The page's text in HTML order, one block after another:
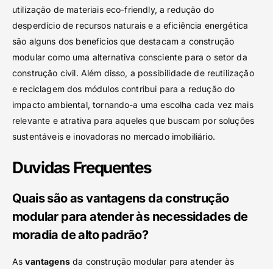
utilização de materiais eco-friendly, a redução do
desperdício de recursos naturais e a eficiência energética
são alguns dos benefícios que destacam a construção
modular como uma alternativa consciente para o setor da
construção civil. Além disso, a possibilidade de reutilização
e reciclagem dos módulos contribui para a redução do
impacto ambiental, tornando-a uma escolha cada vez mais
relevante e atrativa para aqueles que buscam por soluções
sustentáveis e inovadoras no mercado imobiliário.
Duvidas Frequentes
Quais são as vantagens da construção
modular para atender às necessidades de
moradia de alto padrão?
Asvantagensda construção modular para atender às